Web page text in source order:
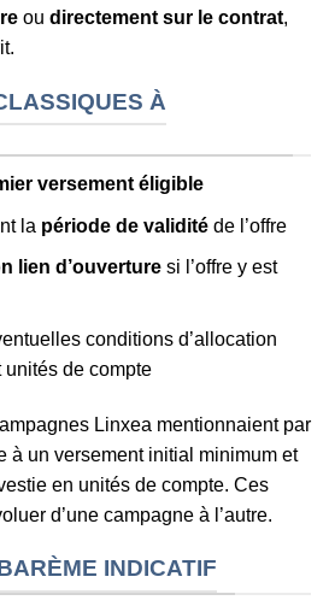
ou directement sur le contrat,
À
versement éligible
la période de validité de l’offre
lien d’ouverture si l’offre y est
conditions d’allocation
unités de compte
Linxea mentionnaient par
à un versement initial minimum et
en unités de compte. Ces
d’une campagne à l’autre.
INDICATIF